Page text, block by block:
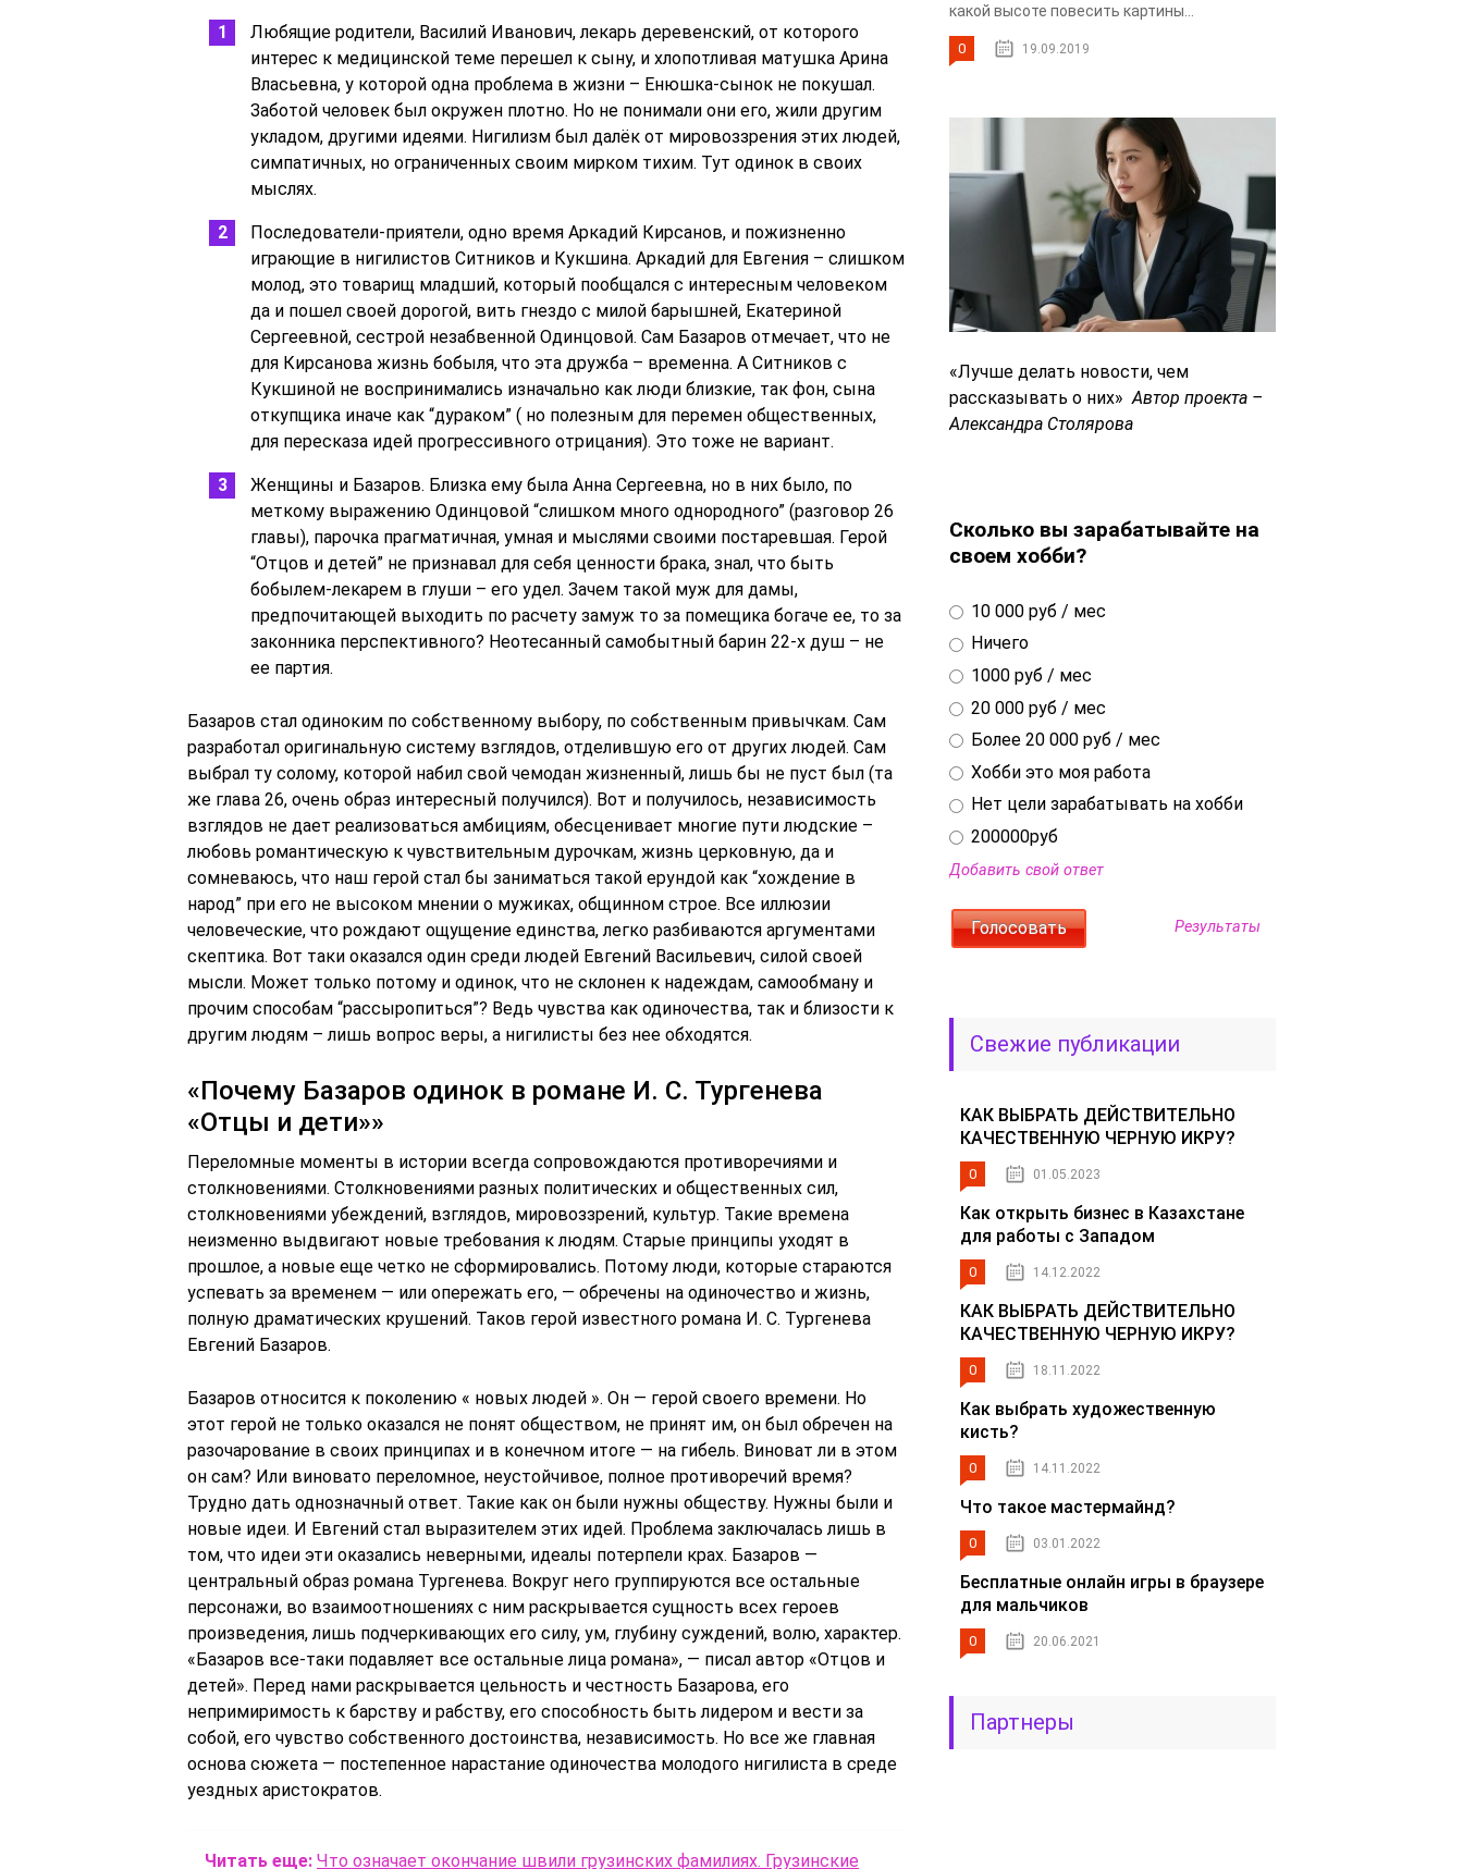
Любящие родители, Василий Иванович, лекарь деревенский, от которого
интерес к медицинской теме перешел к сыну, и хлопотливая матушка Арина
Власьевна, у которой одна проблема в жизни – Енюшка-сынок не покушал.
Заботой человек был окружен плотно. Но не понимали они его, жили другим
укладом, другими идеями. Нигилизм был далёк от мировоззрения этих людей,
симпатичных, но ограниченных своим мирком тихим. Тут одинок в своих
мыслях.
Последователи-приятели, одно время Аркадий Кирсанов, и пожизненно
играющие в нигилистов Ситников и Кукшина. Аркадий для Евгения – слишком
молод, это товарищ младший, который пообщался с интересным человеком
да и пошел своей дорогой, вить гнездо с милой барышней, Екатериной
Сергеевной, сестрой незабвенной Одинцовой. Сам Базаров отмечает, что не
для Кирсанова жизнь бобыля, что эта дружба – временна. А Ситников с
Кукшиной не воспринимались изначально как люди близкие, так фон, сына
откупщика иначе как “дураком” ( но полезным для перемен общественных,
для пересказа идей прогрессивного отрицания). Это тоже не вариант.
Женщины и Базаров. Близка ему была Анна Сергеевна, но в них было, по
меткому выражению Одинцовой “слишком много однородного” (разговор 26
главы), парочка прагматичная, умная и мыслями своими постаревшая. Герой
“Отцов и детей” не признавал для себя ценности брака, знал, что быть
бобылем-лекарем в глуши – его удел. Зачем такой муж для дамы,
предпочитающей выходить по расчету замуж то за помещика богаче ее, то за
законника перспективного? Неотесанный самобытный барин 22-х душ – не
ее партия.
Базаров стал одиноким по собственному выбору, по собственным привычкам. Сам
разработал оригинальную систему взглядов, отделившую его от других людей. Сам
выбрал ту солому, которой набил свой чемодан жизненный, лишь бы не пуст был (та
же глава 26, очень образ интересный получился). Вот и получилось, независимость
взглядов не дает реализоваться амбициям, обесценивает многие пути людские –
любовь романтическую к чувствительным дурочкам, жизнь церковную, да и
сомневаюсь, что наш герой стал бы заниматься такой ерундой как “хождение в
народ” при его не высоком мнении о мужиках, общинном строе. Все иллюзии
человеческие, что рождают ощущение единства, легко разбиваются аргументами
скептика. Вот таки оказался один среди людей Евгений Васильевич, силой своей
мысли. Может только потому и одинок, что не склонен к надеждам, самообману и
прочим способам “рассыропиться”? Ведь чувства как одиночества, так и близости к
другим людям – лишь вопрос веры, а нигилисты без нее обходятся.
«Почему Базаров одинок в романе И. С. Тургенева
«Отцы и дети»»
Переломные моменты в истории всегда сопровождаются противоречиями и
столкновениями. Столкновениями разных политических и общественных сил,
столкновениями убеждений, взглядов, мировоззрений, культур. Такие времена
неизменно выдвигают новые требования к людям. Старые принципы уходят в
прошлое, а новые еще четко не сформировались. Потому люди, которые стараются
успевать за временем — или опережать его, — обречены на одиночество и жизнь,
полную драматических крушений. Таков герой известного романа И. С. Тургенева
Евгений Базаров.
Базаров относится к поколению « новых людей ». Он — герой своего времени. Но
этот герой не только оказался не понят обществом, не принят им, он был обречен на
разочарование в своих принципах и в конечном итоге — на гибель. Виноват ли в этом
он сам? Или виновато переломное, неустойчивое, полное противоречий время?
Трудно дать однозначный ответ. Такие как он были нужны обществу. Нужны были и
новые идеи. И Евгений стал выразителем этих идей. Проблема заключалась лишь в
том, что идеи эти оказались неверными, идеалы потерпели крах. Базаров —
центральный образ романа Тургенева. Вокруг него группируются все остальные
персонажи, во взаимоотношениях с ним раскрывается сущность всех героев
произведения, лишь подчеркивающих его силу, ум, глубину суждений, волю, характер.
«Базаров все-таки подавляет все остальные лица романа», — писал автор «Отцов и
детей». Перед нами раскрывается цельность и честность Базарова, его
непримиримость к барству и рабству, его способность быть лидером и вести за
собой, его чувство собственного достоинства, независимость. Но все же главная
основа сюжета — постепенное нарастание одиночества молодого нигилиста в среде
уездных аристократов.
Читать еще: Что означает окончание швили грузинских фамилиях. Грузинские
какой высоте повесить картины...
0 19.09.2019
«Лучше делать новости, чем
рассказывать о них»Автор проекта –
Александра Столярова
Сколько вы зарабатывайте на
своем хобби?
10 000 руб / мес
Ничего
1000 руб / мес
20 000 руб / мес
Более 20 000 руб / мес
Хобби это моя работа
Нет цели зарабатывать на хобби
200000руб
Добавить свой ответ
Результаты
Свежие публикации
КАК ВЫБРАТЬ ДЕЙСТВИТЕЛЬНО
КАЧЕСТВЕННУЮ ЧЕРНУЮ ИКРУ?
0 01.05.2023
Как открыть бизнес в Казахстане
для работы с Западом
0 14.12.2022
КАК ВЫБРАТЬ ДЕЙСТВИТЕЛЬНО
КАЧЕСТВЕННУЮ ЧЕРНУЮ ИКРУ?
0 18.11.2022
Как выбрать художественную
кисть?
0 14.11.2022
Что такое мастермайнд?
0 03.01.2022
Бесплатные онлайн игры в браузере
для мальчиков
0 20.06.2021
Партнеры